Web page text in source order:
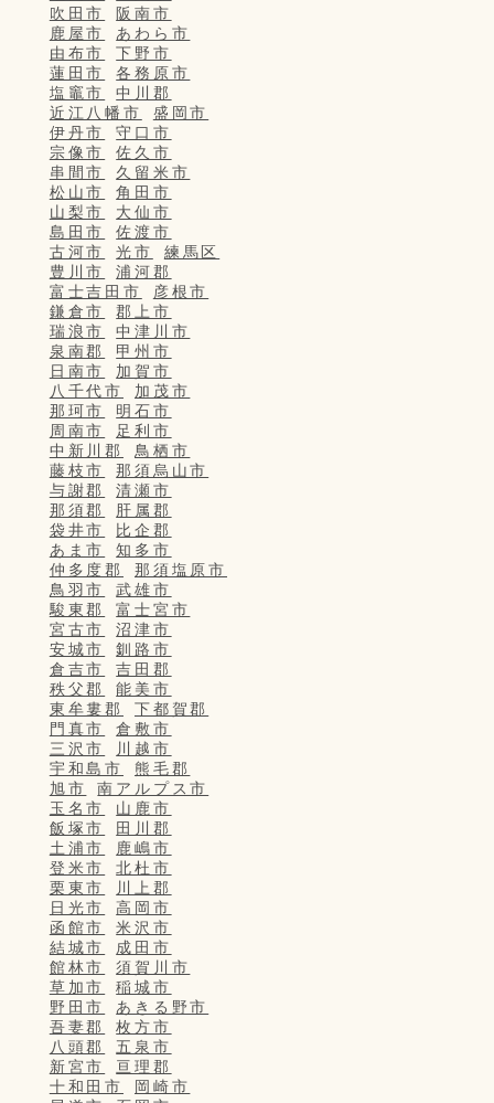
吹田市
阪南市
鹿屋市
あわら市
由布市
下野市
蓮田市
各務原市
塩竈市
中川郡
近江八幡市
盛岡市
伊丹市
守口市
宗像市
佐久市
串間市
久留米市
松山市
角田市
山梨市
大仙市
島田市
佐渡市
古河市
光市
練馬区
豊川市
浦河郡
富士吉田市
彦根市
鎌倉市
郡上市
瑞浪市
中津川市
泉南郡
甲州市
日南市
加賀市
八千代市
加茂市
那珂市
明石市
周南市
足利市
中新川郡
鳥栖市
藤枝市
那須烏山市
与謝郡
清瀬市
那須郡
肝属郡
袋井市
比企郡
あま市
知多市
仲多度郡
那須塩原市
鳥羽市
武雄市
駿東郡
富士宮市
宮古市
沼津市
安城市
釧路市
倉吉市
吉田郡
秩父郡
能美市
東牟婁郡
下都賀郡
門真市
倉敷市
三沢市
川越市
宇和島市
熊毛郡
旭市
南アルプス市
玉名市
山鹿市
飯塚市
田川郡
土浦市
鹿嶋市
登米市
北杜市
栗東市
川上郡
日光市
高岡市
函館市
米沢市
結城市
成田市
館林市
須賀川市
草加市
稲城市
野田市
あきる野市
吾妻郡
枚方市
八頭郡
五泉市
新宮市
亘理郡
十和田市
岡崎市